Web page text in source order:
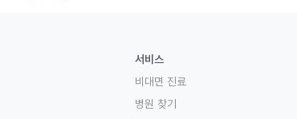
서비스
비대면 진료
병원 찾기